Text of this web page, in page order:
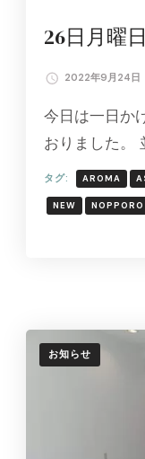
26日月曜
2022年9月24日
今日は一日か
おりました。
タグ: AROMA
NEW NOPPORO
お知らせ